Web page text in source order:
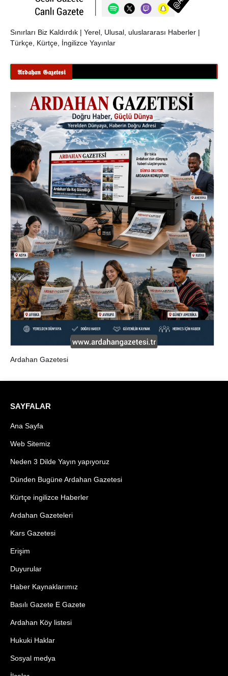
Sınırları Biz Kaldırdık | Yerel, Ulusal, uluslararası Haberler |
Türkçe, Kürtçe, İngilizce Yayınlar
𝕬𝖗𝖉𝖆𝖍𝖆𝖓 𝕲𝖆𝖟𝖊𝖙𝖊𝖘𝖎
Ardahan Gazetesi
SAYFALAR
Ana Sayfa
Web Sitemiz
Neden 3 Dilde Yayın yapıyoruz
Dünden Bugüne Ardahan Gazetesi
Kürtçe ingilizce Haberler
Ardahan Gazeteleri
Kars Gazetesi
Erişim
Duyurular
Haber Kaynaklarımız
Basılı Gazete E Gazete
Ardahan Köy listesi
Hukuki Haklar
Sosyal medya